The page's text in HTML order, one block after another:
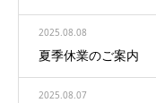
2025.08.08
夏季休業のご案内
2025.08.07